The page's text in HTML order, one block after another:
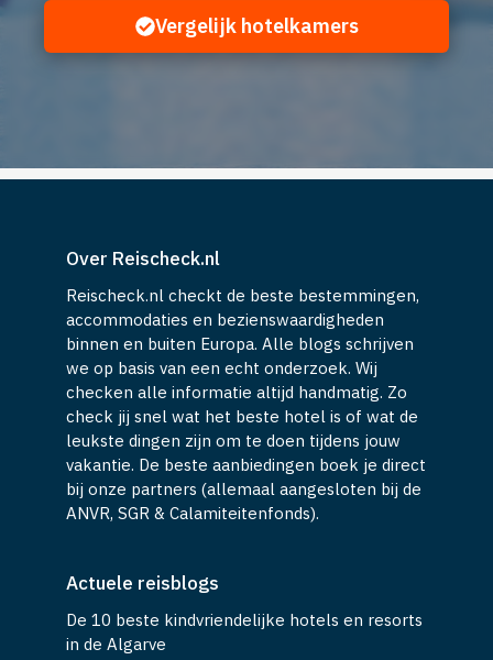
Vergelijk hotelkamers
Over Reischeck.nl
Reischeck.nl checkt de beste bestemmingen,
accommodaties en bezienswaardigheden
binnen en buiten Europa. Alle blogs schrijven
we op basis van een echt onderzoek. Wij
checken alle informatie altijd handmatig. Zo
check jij snel wat het beste hotel is of wat de
leukste dingen zijn om te doen tijdens jouw
vakantie. De beste aanbiedingen boek je direct
bij onze partners (allemaal aangesloten bij de
ANVR, SGR & Calamiteitenfonds).
Actuele reisblogs
De 10 beste kindvriendelijke hotels en resorts
in de Algarve